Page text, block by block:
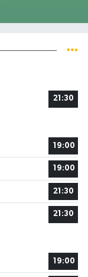
21:30
19:00
19:00
21:30
21:30
19:00